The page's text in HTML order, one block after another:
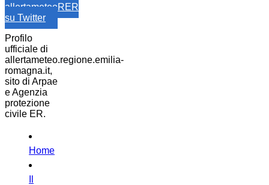
allertameteoRER
su Twitter
Profilo
ufficiale di
allertameteo.regione.emilia-
romagna.it,
sito di Arpae
e Agenzia
protezione
civile ER.
Home